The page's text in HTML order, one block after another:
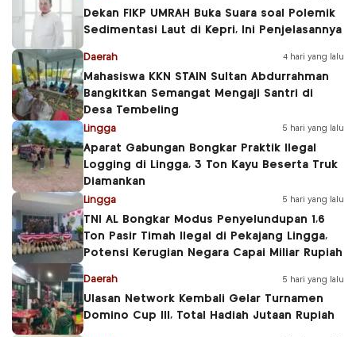
Dekan FIKP UMRAH Buka Suara soal Polemik
Sedimentasi Laut di Kepri, Ini Penjelasannya
Daerah 4 hari yang lalu
Mahasiswa KKN STAIN Sultan Abdurrahman
Bangkitkan Semangat Mengaji Santri di
Desa Tembeling
Lingga 5 hari yang lalu
Aparat Gabungan Bongkar Praktik Ilegal
Logging di Lingga, 3 Ton Kayu Beserta Truk
Diamankan
Lingga 5 hari yang lalu
TNI AL Bongkar Modus Penyelundupan 1,6
Ton Pasir Timah Ilegal di Pekajang Lingga,
Potensi Kerugian Negara Capai Miliar Rupiah
Daerah 5 hari yang lalu
Ulasan Network Kembali Gelar Turnamen
Domino Cup III, Total Hadiah Jutaan Rupiah